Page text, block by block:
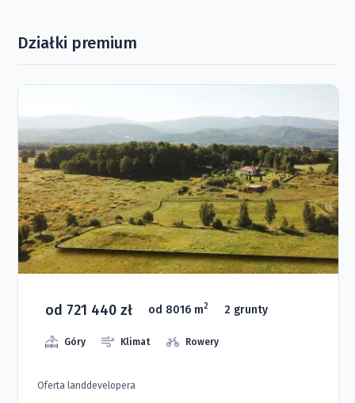
Działki premium
od 721 440 zł od 8016 m2 2 grunty
Góry Klimat Rowery
Oferta landdevelopera